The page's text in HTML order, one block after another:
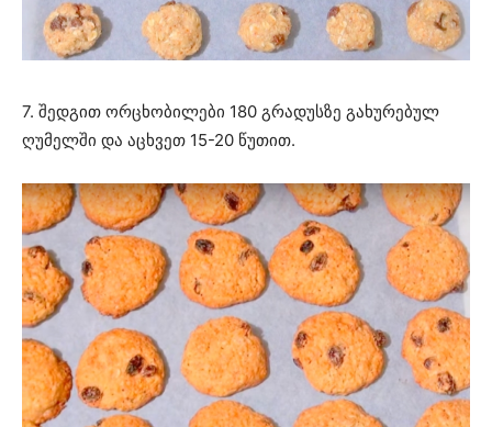
7. შედგით ორცხობილები 180 გრადუსზე გახურებულ
ღუმელში და აცხვეთ 15-20 წუთით.